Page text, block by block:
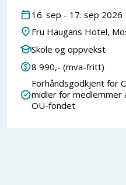
16. sep - 17. sep 2026
Fru Haugans Hotel,
Skole og oppvekst
8 990,- (mva-fritt)
Forhåndsgodkjent for
midler for medlemmer
OU-fondet